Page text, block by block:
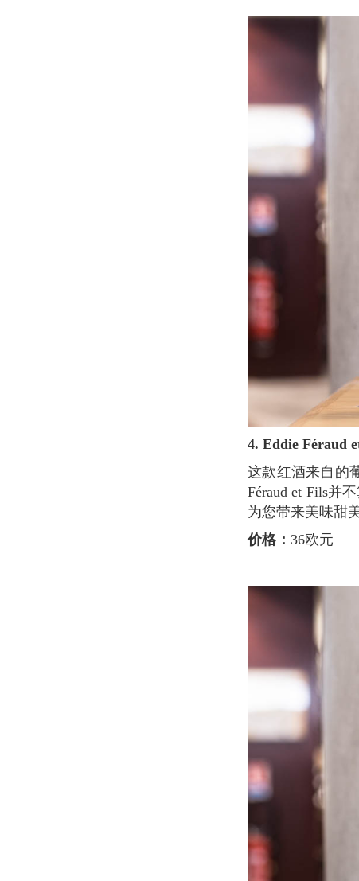
4. Eddie Féraud
这款红酒来自的葡萄是Châteauneuf-du-Pape（教皇新堡产区）所拥有的沙质砂岩小葡萄园。
Féraud et Fils并
为您带来美味甜
价格： 36欧元